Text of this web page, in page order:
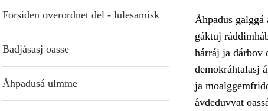
Forsiden overordnet del - lulesamisk
Badjásasj oasse
Åhpadusá ulmme
Åhpadus
gáktuj
hárráj ja dárbov
demokráhtalasj
ja
åvdeduvvat